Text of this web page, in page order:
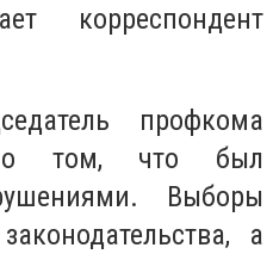
корреспондент
профкома
о том, что был
Выборы
а